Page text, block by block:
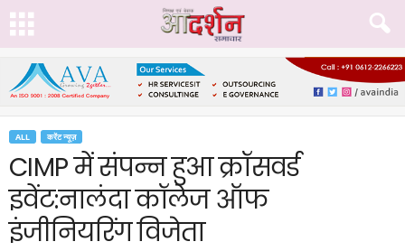
ALL करेंट न्यूज़
CIMP में संपन्न हुआ क्रॉसवर्ड
इवेंट:नालंदा कॉलेज ऑफ
इंजीनियरिंग विजेता